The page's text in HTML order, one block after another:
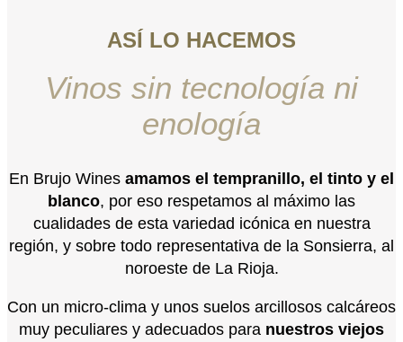
ASÍ LO HACEMOS
Vinos sin tecnología ni
enología
En Brujo Wines amamos el tempranillo, el tinto y el
blanco, por eso respetamos al máximo las
cualidades de esta variedad icónica en nuestra
región, y sobre todo representativa de la Sonsierra, al
noroeste de La Rioja.
Con un micro-clima y unos suelos arcillosos calcáreos
muy peculiares y adecuados para nuestros viejos